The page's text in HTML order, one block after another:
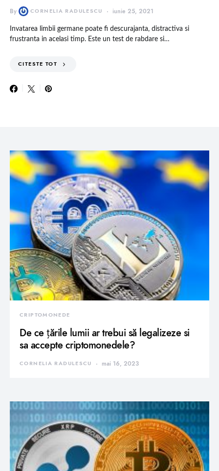
By CORNELIA RADULESCU iunie 25, 2021
Invatarea limbii germane poate fi descurajanta, distractiva si
frustranta in acelasi timp. Este un test de rabdare si…
CITESTE TOT
CRIPTOMONEDE
De ce țările lumii ar trebui să legalizeze si
sa accepte criptomonedele?
CORNELIA RADULESCU mai 16, 2023